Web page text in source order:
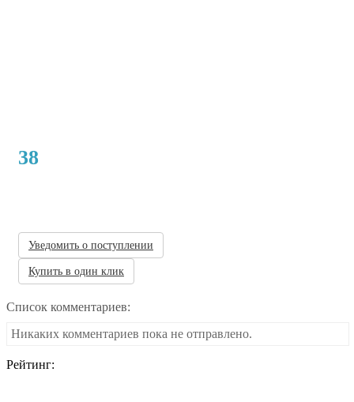
38
Уведомить о поступлении
Купить в один клик
Список комментариев:
Никаких комментариев пока не отправлено.
Рейтинг: